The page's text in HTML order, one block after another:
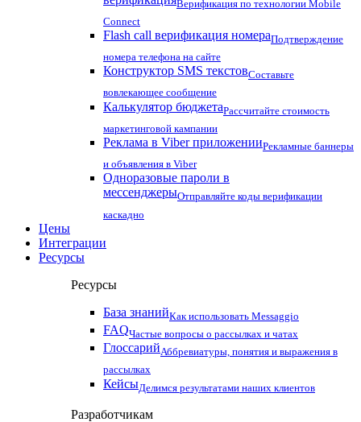
Верификация по технологии Mobile
Connect
Flash call верификация номераПодтверждение
номера телефона на сайте
Конструктор SMS текстовСоставьте
вовлекающее сообщение
Калькулятор бюджетаРассчитайте стоимость
маркетинговой кампании
Реклама в Viber приложенииРекламные баннеры
и объявления в Viber
Одноразовые пароли в
мессенджерыОтправляйте коды верификации
каскадно
Цены
Интеграции
Ресурсы
Ресурсы
База знанийКак использовать Messaggio
FAQЧастые вопросы о рассылках и чатах
ГлоссарийАббревиатуры, понятия и выражения в
рассылках
КейсыДелимся результатами наших клиентов
Разработчикам